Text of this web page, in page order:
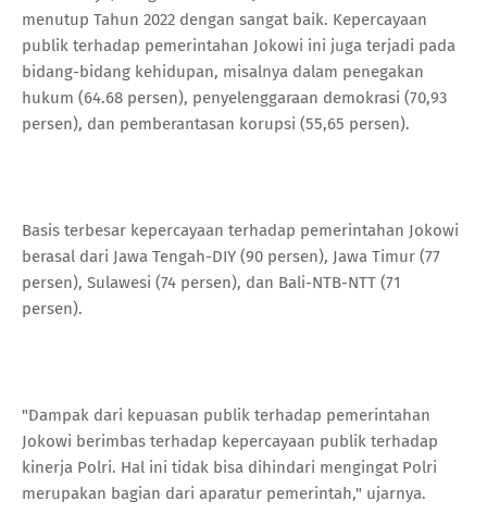
menutup Tahun 2022 dengan sangat baik. Kepercayaan
publik terhadap pemerintahan Jokowi ini juga terjadi pada
bidang-bidang kehidupan, misalnya dalam penegakan
hukum (64.68 persen), penyelenggaraan demokrasi (70,93
persen), dan pemberantasan korupsi (55,65 persen).
Basis terbesar kepercayaan terhadap pemerintahan Jokowi
berasal dari Jawa Tengah-DIY (90 persen), Jawa Timur (77
persen), Sulawesi (74 persen), dan Bali-NTB-NTT (71
persen).
"Dampak dari kepuasan publik terhadap pemerintahan
Jokowi berimbas terhadap kepercayaan publik terhadap
kinerja Polri. Hal ini tidak bisa dihindari mengingat Polri
merupakan bagian dari aparatur pemerintah," ujarnya.